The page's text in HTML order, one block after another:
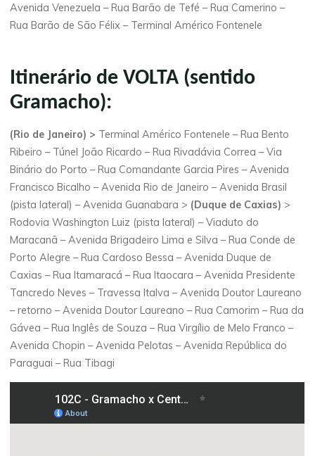
Avenida Venezuela – Rua Barão de Tefé – Rua Camerino –
Rua Barão de São Félix – Terminal Américo Fontenele
Itinerário de VOLTA (sentido
Gramacho):
(Rio de Janeiro) > Terminal Américo Fontenele – Rua Bento
Ribeiro – Túnel João Ricardo – Rua Rivadávia Correa – Via
Binário do Porto – Rua Comandante Garcia Pires – Avenida
Francisco Bicalho – Avenida Rio de Janeiro – Avenida Brasil
(pista lateral) – Avenida Guanabara > (Duque de Caxias) >
Rodovia Washington Luiz (pista lateral) – Viaduto do
Maracanã – Avenida Brigadeiro Lima e Silva – Rua Conde de
Porto Alegre – Rua Cardoso Bessa – Avenida Duque de
Caxias – Rua Itamaracá – Rua Itaocara – Avenida Presidente
Tancredo Neves – Travessa Italva – Avenida Doutor Laureano
– retorno – Avenida Doutor Laureano – Rua Camorim – Rua da
Gávea – Rua Inglês de Souza – Rua Virgílio de Melo Franco –
Avenida Chopin – Avenida Pelotas – Avenida República do
Paraguai – Rua Tibagi